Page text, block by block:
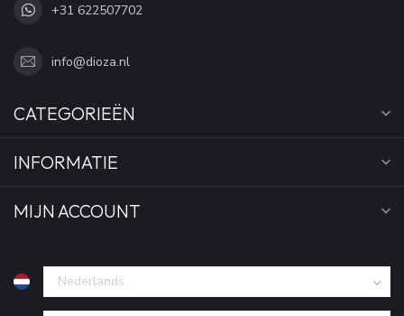
+31 622507702
info@dioza.nl
CATEGORIEËN
INFORMATIE
MIJN ACCOUNT